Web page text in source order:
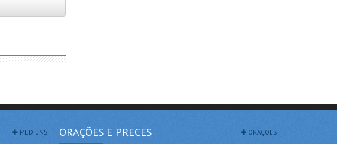
MÉDIUNS ORAÇÕES E PRECES ORAÇÕES